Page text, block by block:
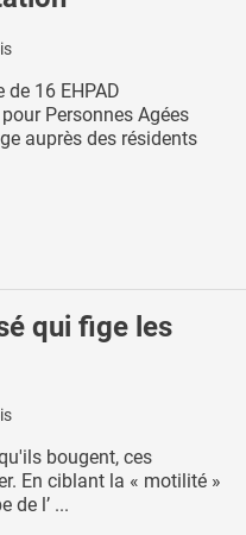
de 16 EHPAD
Personnes Agées
auprès des résidents
qui fige les
bougent, ces
En ciblant la « motilité »
de l’ ...